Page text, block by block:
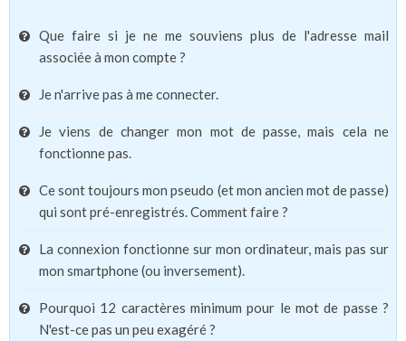
Que faire si je ne me souviens plus de l'adresse mail
associée à mon compte ?
Je n'arrive pas à me connecter.
Je viens de changer mon mot de passe, mais cela ne
fonctionne pas.
Ce sont toujours mon pseudo (et mon ancien mot de passe)
qui sont pré-enregistrés. Comment faire ?
La connexion fonctionne sur mon ordinateur, mais pas sur
mon smartphone (ou inversement).
Pourquoi 12 caractères minimum pour le mot de passe ?
N'est-ce pas un peu exagéré ?